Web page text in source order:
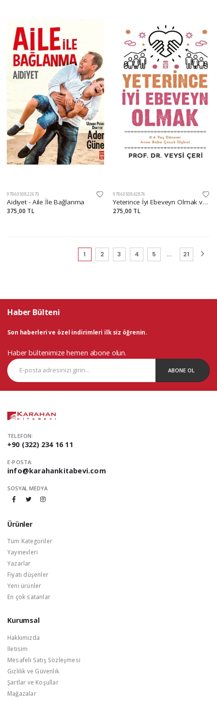
9786050822670
Aidiyet - Aile İle Bağlanma
375,00 TL
9786050842876
Yeterince İyi Ebeveyn Olmak ve 0-6 Yaş Dönemi Anne Baba Çocuk İlişkisi
275,00 TL
1 (current)
2 3 4 5 ... 21
Haber Bülteni
Son haberleri ve özel indirimleri ilk siz öğrenin.
Haber bültenimize hemen abone olun.
ABONE OL
TELEFON:
+90 (322) 234 16 11
E-POSTA:
info@karahankitabevi.com
SOSYAL MEDYA
Ürünler
Tüm Kategoriler
Yayınevleri
Yazarlar
Fiyatı düşenler
Yeni ürünler
En çok satanlar
Kurumsal
Hakkımızda
İletisim
Mesafeli Satış Sözleşmesi
Gizlilik ve Güvenlik
Şartlar ve Koşullar
Mağazalar